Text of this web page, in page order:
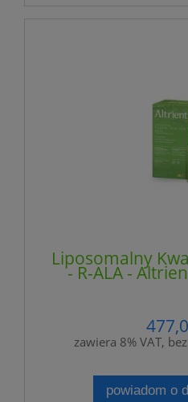
Liposomalny
- R-ALA -
zawiera 8% VAT,
powiadom o